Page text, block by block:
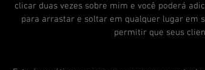
clicar duas vezes sobre mim e você poderá
para arrastar e soltar em qualquer lugar em
permitir que seus